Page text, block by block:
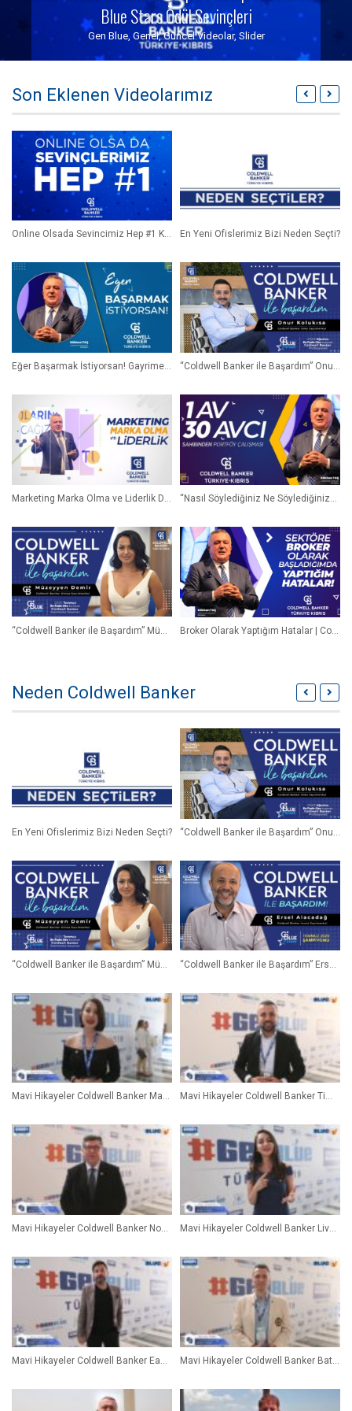
Blue Stars Ödül Sevinçleri
Gen Blue, Genel,Güncel Videolar, Slider
Son Eklenen Videolarımız
Online Olsada Sevincimiz Hep #1 Kutup Yıldızlarımızın Blue Stars Ödül Sevinçleri En Yeni Ofislerimiz Bizi Neden Seçti?
Eğer Başarmak İstiyorsan! Gayrimenkul İşi yapanlar için Dr. Gökhan Taş Coldwell Banker®️ “Coldwell Banker ile Başardım” Onur Kolukısa (Broker Owner) | Coldwell Banker®
Marketing Marka Olma ve Liderlik Dr. Gökhan Taş Coldwell Banker® “Nasıl Söylediğiniz Ne Söylediğinizden Daha Önemlidir.” Dr. Gökhan Taş | Coldwell Banker®
Neden Coldwell Banker
En Yeni Ofislerimiz Bizi Neden Seçti? “Coldwell Banker ile Başardım” Onur Kolukısa (Broker Owner) | Coldwell Banker®
Mavi Hikayeler Coldwell Banker Maximum Aylin Palin Onar Broker Owner Mavi Hikayeler Coldwell Banker Tim Abidin Şahin Broker Owner
Mavi Hikayeler Coldwell Banker Novest Selhun Umut Broker Owner Mavi Hikayeler Coldwell Banker Liva 1-2 Pınar Yalınızoğlu Broker Owner
Mavi Hikayeler Coldwell Banker Eagle Raşit Özen Broker Owner Mavi Hikayeler Coldwell Banker Batı Mümtaz Önal Broker Owner